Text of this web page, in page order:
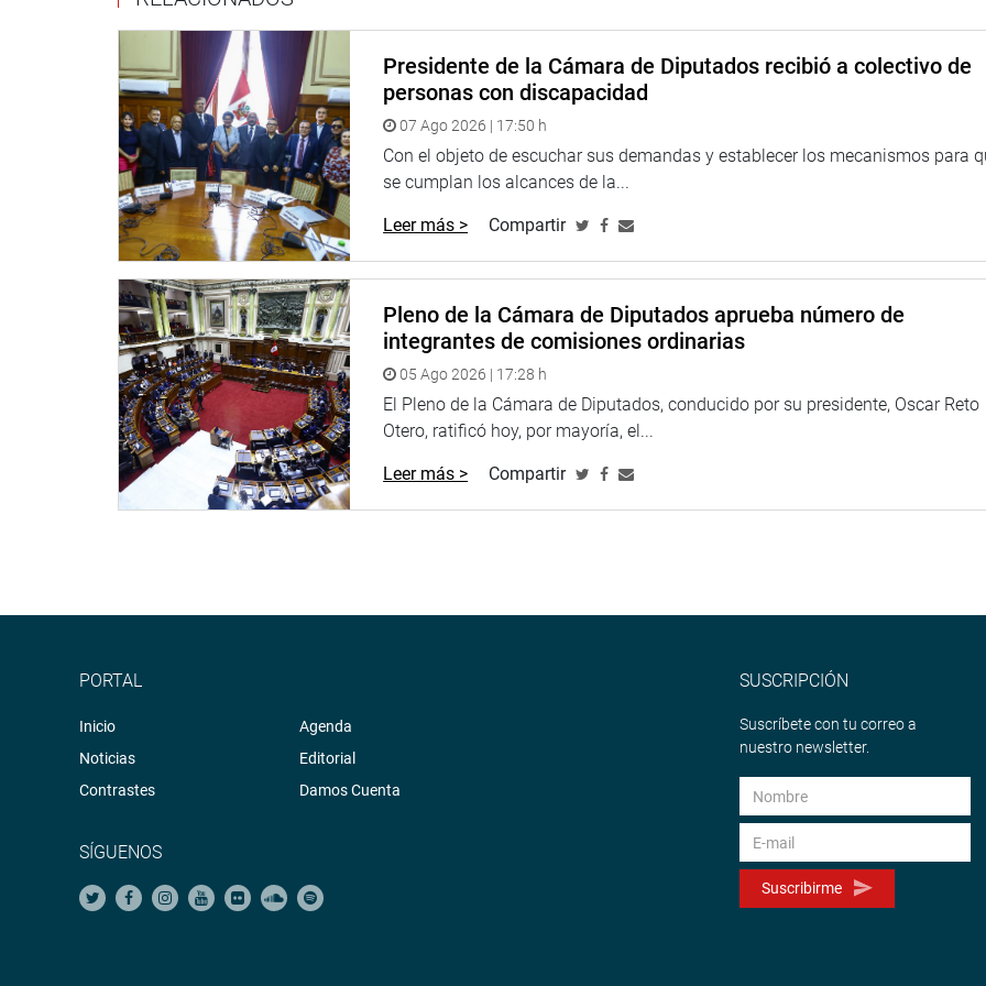
Presidente de la Cámara de Diputados recibió a colectivo de
personas con discapacidad
07 Ago 2026 | 17:50 h
Con el objeto de escuchar sus demandas y establecer los mecanismos para
se cumplan los alcances de la...
Leer más > Compartir
Pleno de la Cámara de Diputados aprueba número de
integrantes de comisiones ordinarias
05 Ago 2026 | 17:28 h
El Pleno de la Cámara de Diputados, conducido por su presidente, Oscar Reto
Otero, ratificó hoy, por mayoría, el...
Leer más > Compartir
PORTAL
Inicio
Noticias
Contrastes
Agenda
Editorial
Damos Cuenta
SÍGUENOS
SUSCRIPCIÓN
Suscríbete con tu correo a
nuestro newsletter.
Suscribirme